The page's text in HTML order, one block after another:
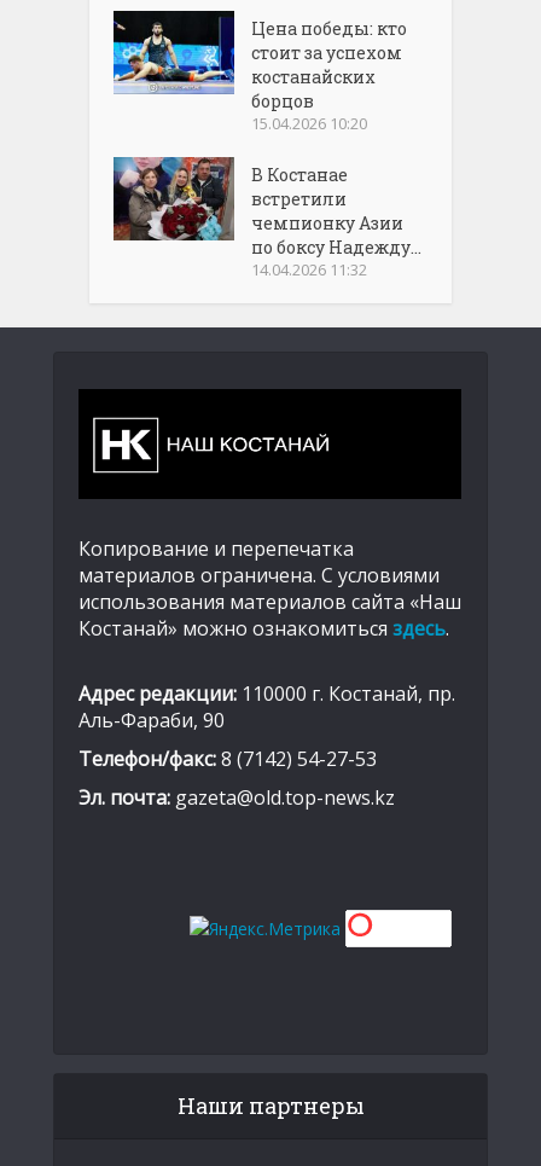
Цена победы: кто
стоит за успехом
костанайских
борцов
15.04.2026 10:20
В Костанае
встретили
чемпионку Азии
по боксу Надежду...
14.04.2026 11:32
Копирование и перепечатка
материалов ограничена. С условиями
использования материалов сайта «Наш
Костанай» можно ознакомиться здесь.
Адрес редакции: 110000 г. Костанай, пр.
Аль-Фараби, 90
Телефон/факс:8 (7142) 54-27-53
Эл. почта: gazeta@old.top-news.kz
Наши партнеры